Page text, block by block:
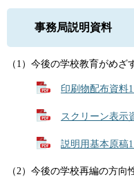
事務局説明資料
（1）今後の学校教育がめざ
印刷物配布資料
スクリーン表示
説明用基本原稿
（2）今後の学校再編の方向